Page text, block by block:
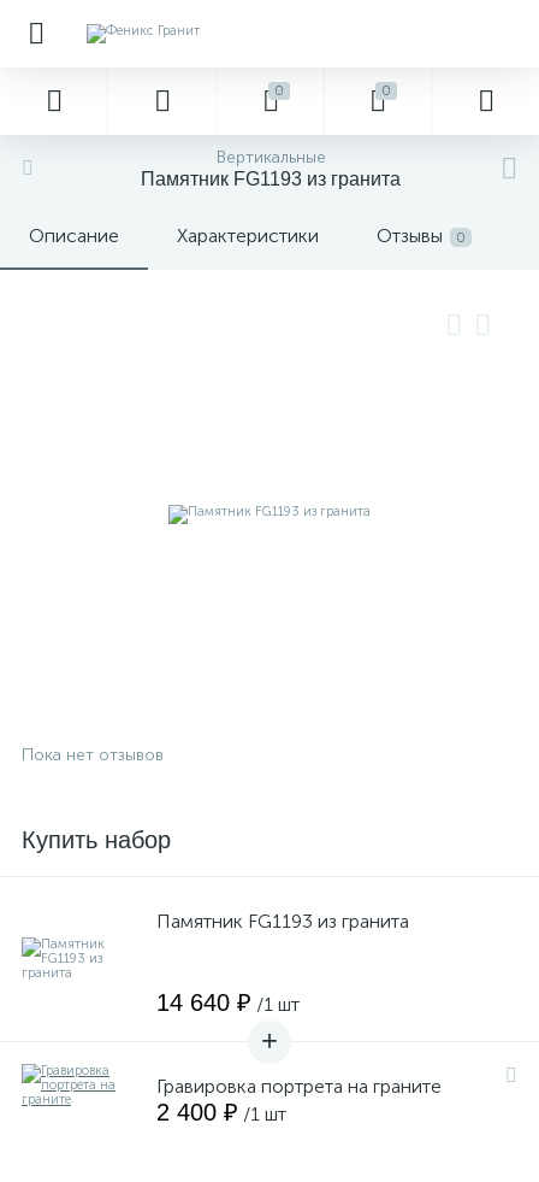
0 0
Вертикальные
Памятник FG1193 из гранита
Описание Характеристики Отзывы 0
Пока нет отзывов
Купить набор
Памятник FG1193 из гранита
14 640 ₽ /1 шт
Гравировка портрета на граните
2 400 ₽ /1 шт